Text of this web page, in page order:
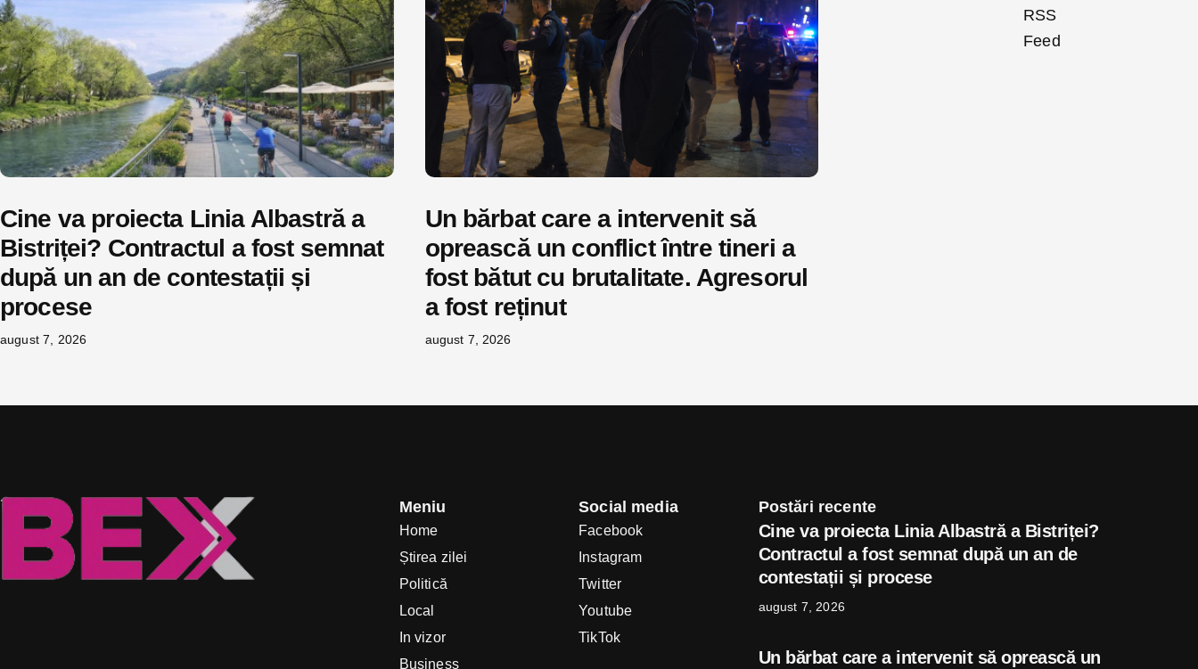
Cine va proiecta Linia Albastră a
Bistriței? Contractul a fost semnat
după un an de contestații și
procese
august 7, 2026
Un bărbat care a intervenit să
oprească un conflict între tineri a
fost bătut cu brutalitate. Agresorul
a fost reținut
august 7, 2026
Meniu
Home
Știrea zilei
Politică
Local
In vizor
Business
Social media
Facebook
Instagram
Twitter
Youtube
TikTok
Postări recente
Cine va proiecta Linia Albastră a Bistriței?
Contractul a fost semnat după un an de
contestații și procese
august 7, 2026
Un bărbat care a intervenit să oprească un